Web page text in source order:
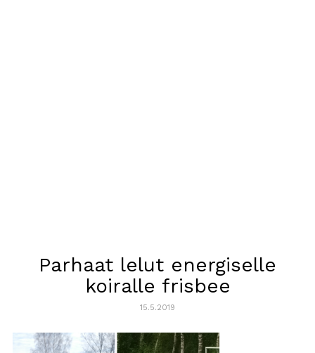
Parhaat lelut energiselle
koiralle frisbee
15.5.2019